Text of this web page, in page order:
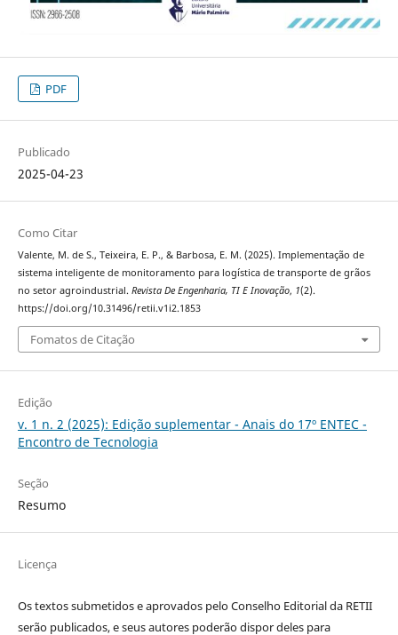
PDF
Publicado
2025-04-23
Como Citar
Valente, M. de S., Teixeira, E. P., & Barbosa, E. M. (2025). Implementação de
sistema inteligente de monitoramento para logística de transporte de grãos
no setor agroindustrial. Revista De Engenharia, TI E Inovação, 1(2).
https://doi.org/10.31496/retii.v1i2.1853
Fomatos de Citação
Edição
v. 1 n. 2 (2025): Edição suplementar - Anais do 17º ENTEC -
Encontro de Tecnologia
Seção
Resumo
Licença
Os textos submetidos e aprovados pelo Conselho Editorial da RETII
serão publicados, e seus autores poderão dispor deles para